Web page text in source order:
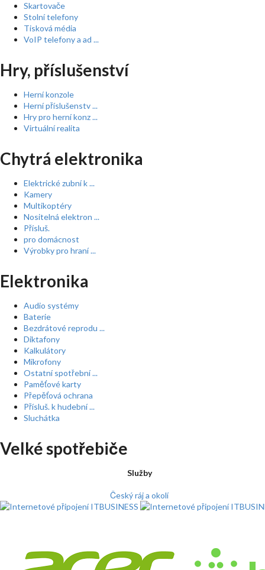
Skartovače
Stolní telefony
Tisková média
VoIP telefony a ad ...
Hry, příslušenství
Herní konzole
Herní příslušenstv ...
Hry pro herní konz ...
Virtuální realita
Chytrá elektronika
Elektrické zubní k ...
Kamery
Multikoptéry
Nositelná elektron ...
Přísluš.
pro domácnost
Výrobky pro hraní ...
Elektronika
Audio systémy
Baterie
Bezdrátové reprodu ...
Diktafony
Kalkulátory
Mikrofony
Ostatní spotřební ...
Paměťové karty
Přepěťová ochrana
Přísluš. k hudební ...
Sluchátka
Velké spotřebiče
Služby
Český ráj a okolí